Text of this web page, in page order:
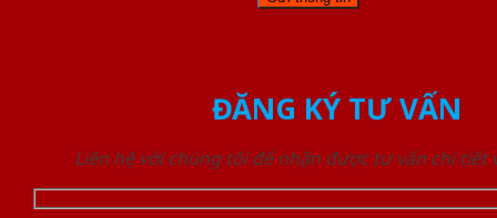
ĐĂNG KÝ TƯ VẤN
Liên hệ với chúng tôi để nhận được tư vấn chi tiết